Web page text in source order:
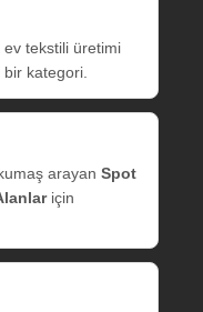
ev tekstili üretimi
kategori.
arayan Spot
için